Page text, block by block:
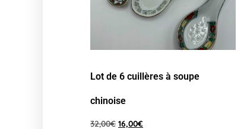
Lot de 6 cuillères à soupe
chinoise
32,00€ 16,00€